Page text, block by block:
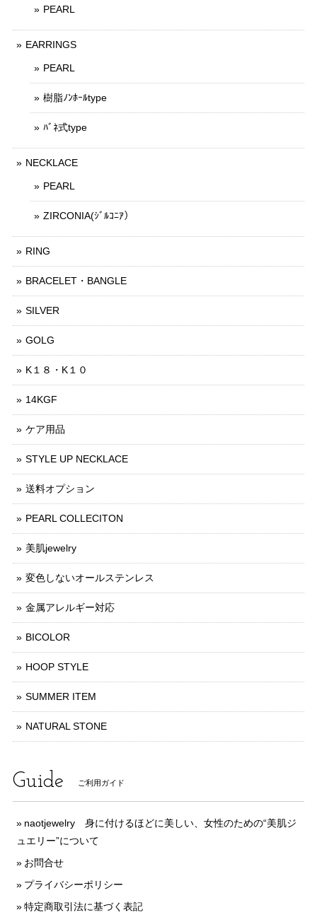
PEARL
EARRINGS
PEARL
樹脂ﾉﾝﾎｰﾙtype
ﾊﾞﾈ式type
NECKLACE
PEARL
ZIRCONIA(ｼﾞﾙｺﾆｱ）
RING
BRACELET・BANGLE
SILVER
GOLG
K１８・K１０
14KGF
ケア用品
STYLE UP NECKLACE
送料オプション
PEARL COLLECITON
美肌jewelry
変色しないオールステンレス
金属アレルギー対応
BICOLOR
HOOP STYLE
SUMMER ITEM
NATURAL STONE
Guide ご利用ガイド
naotjewelry 身に付けるほどに美しい、女性のための“美肌ジ
ュエリー”について
お問合せ
プライバシーポリシー
特定商取引法に基づく表記